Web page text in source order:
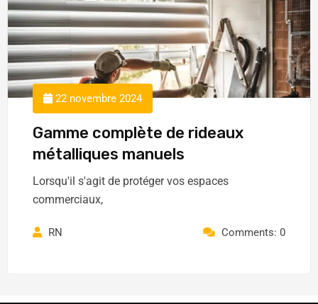
22 novembre 2024
Gamme complète de rideaux
métalliques manuels
Lorsqu'il s'agit de protéger vos espaces
commerciaux,
RN Comments: 0